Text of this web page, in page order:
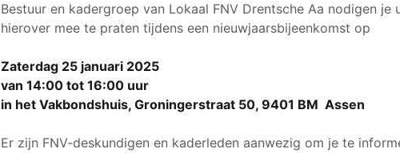
Bestuur en kadergroep van Lokaal FNV Drentsche Aa nodigen je
hierover mee te praten tijdens een nieuwjaarsbijeenkomst op
Zaterdag 25 januari 2025
van 14:00 tot 16:00 uur
in het Vakbondshuis, Groningerstraat 50, 9401 BM Assen
Er zijn FNV-deskundigen en kaderleden aanwezig om je te